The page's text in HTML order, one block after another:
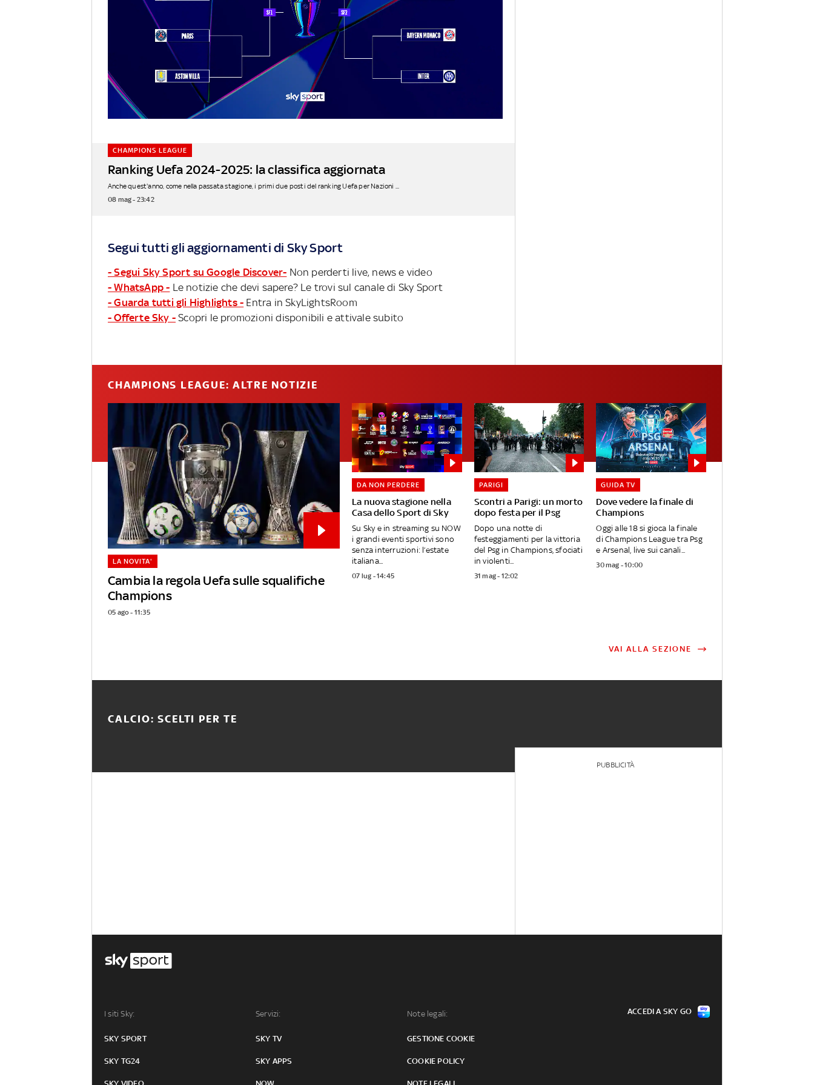
Ranking Uefa 2024-2025: la classifica aggiornata
CHAMPIONS LEAGUE
Anche quest'anno, come nella passata stagione, i primi due posti del ranking Uefa per Nazioni ...
08 mag - 23:42
Segui tutti gli aggiornamenti di Sky Sport
- Segui Sky Sport su Google Discover- Non perderti live, news e video
- WhatsApp - Le notizie che devi sapere? Le trovi sul canale di Sky Sport
- Guarda tutti gli Highlights - Entra in SkyLightsRoom
- Offerte Sky - Scopri le promozioni disponibili e attivale subito
CHAMPIONS LEAGUE: ALTRE NOTIZIE
Cambia la regola Uefa sulle squalifiche
Champions
LA NOVITA'
05 ago - 11:35
La nuova stagione nella
Casa dello Sport di Sky
DA NON PERDERE
Su Sky e in streaming su NOW
i grandi eventi sportivi sono
senza interruzioni: l’estate
italiana...
07 lug - 14:45
Scontri a Parigi: un morto
dopo festa per il Psg
PARIGI
Dopo una notte di
festeggiamenti per la vittoria
del Psg in Champions, sfociati
in violenti...
31 mag - 12:02
Dove vedere la finale di
Champions
GUIDA TV
Oggi alle 18 si gioca la finale
di Champions League tra Psg
e Arsenal, live sui canali...
30 mag - 10:00
VAI ALLA SEZIONE
CALCIO: SCELTI PER TE
PUBBLICITÀ
I siti Sky:
SKY SPORT
SKY TG24
Servizi:
SKY TV
SKY APPS
Note legali:
GESTIONE COOKIE
COOKIE POLICY
ACCEDI A SKY GO